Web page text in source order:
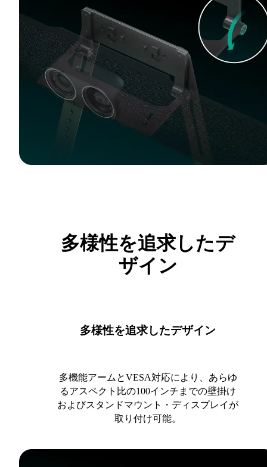
多様性を追求したデ
ザイン
多様性を追求したデザイン
多機能アームとVESA対応により、あらゆ
るアスペクト比の100インチまでの壁掛け
およびスタンドマウント・ディスプレイが
取り付け可能。